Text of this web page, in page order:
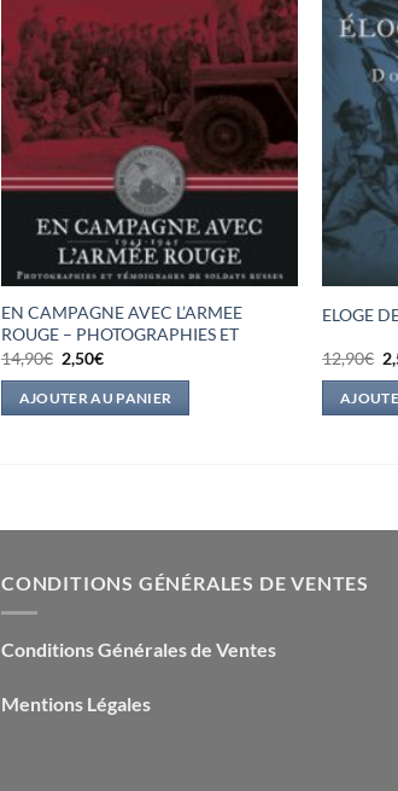
EN CAMPAGNE AVEC L’ARMEE
ROUGE – PHOTOGRAPHIES ET
14,90€ Le
prix
initial
était :
2,50€Le
actuel
est :
AJOUTER AU PANIER
ELOGE
12,90€ Le
CONDITIONS GÉNÉRALES DE VENTES
Conditions Générales de Ventes
Mentions Légales